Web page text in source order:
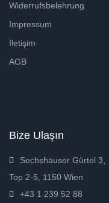
Widerrufsbelehrung
Impressum
İletişim
AGB
Bize Ulaşın
Sechshauser Gürtel 3,
Top 2-5, 1150 Wien
+43 1 239 52 88